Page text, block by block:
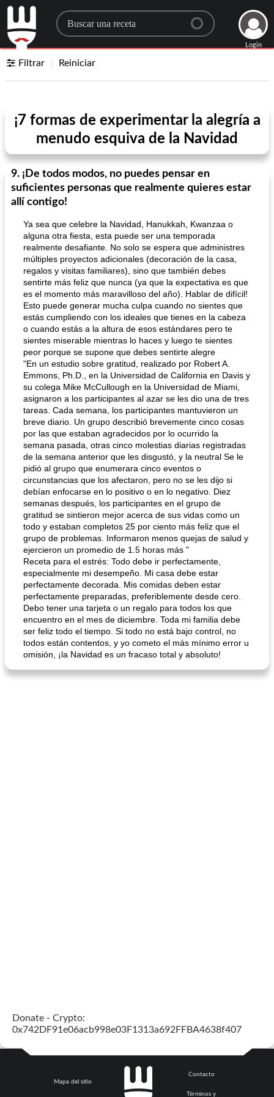
Search for a recipe
Login
Filtrar Reiniciar
¡7 formas de experimentar la alegría a
menudo esquiva de la Navidad
9. ¡De todos modos, no puedes pensar en
suficientes personas que realmente quieres estar
allí contigo!
Ya sea que celebre la Navidad, Hanukkah, Kwanzaa o
alguna otra fiesta, esta puede ser una temporada
realmente desafiante. No solo se espera que administres
múltiples proyectos adicionales (decoración de la casa,
regalos y visitas familiares), sino que también debes
sentirte más feliz que nunca (ya que la expectativa es que
es el momento más maravilloso del año). Hablar de difícil!
Esto puede generar mucha culpa cuando no sientes que
estás cumpliendo con los ideales que tienes en la cabeza
o cuando estás a la altura de esos estándares pero te
sientes miserable mientras lo haces y luego te sientes
peor porque se supone que debes sentirte alegre
"En un estudio sobre gratitud, realizado por Robert A.
Emmons, Ph.D., en la Universidad de California en Davis y
su colega Mike McCullough en la Universidad de Miami,
asignaron a los participantes al azar se les dio una de tres
tareas. Cada semana, los participantes mantuvieron un
breve diario. Un grupo describió brevemente cinco cosas
por las que estaban agradecidos por lo ocurrido la
semana pasada, otras cinco molestias diarias registradas
de la semana anterior que les disgustó, y la neutral Se le
pidió al grupo que enumerara cinco eventos o
circunstancias que los afectaron, pero no se les dijo si
debían enfocarse en lo positivo o en lo negativo. Diez
semanas después, los participantes en el grupo de
gratitud se sintieron mejor acerca de sus vidas como un
todo y estaban completos 25 por ciento más feliz que el
grupo de problemas. Informaron menos quejas de salud y
ejercieron un promedio de 1.5 horas más "
Receta para el estrés: Todo debe ir perfectamente,
especialmente mi desempeño. Mi casa debe estar
perfectamente decorada. Mis comidas deben estar
perfectamente preparadas, preferiblemente desde cero.
Debo tener una tarjeta o un regalo para todos los que
encuentro en el mes de diciembre. Toda mi familia debe
ser feliz todo el tiempo. Si todo no está bajo control, no
todos están contentos, y yo cometo el más mínimo error u
omisión, ¡la Navidad es un fracaso total y absoluto!
Donate - Crypto:
0x742DF91e06acb998e03F1313a692FFBA4638f407
Mapa del sitio
Contacto
Términos y